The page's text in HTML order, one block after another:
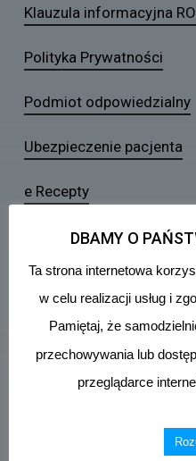
Klauzula informacyjna
Polityka Prywatności
Podmiot odpowiedzialny
Ubezpieczenie pacjenta
e Recepty
e Rejestracja
Ankieta Satysfakcji
Pliki do pobrania
Chałubińskiego 23, 80-
DBAMY O
Ta strona internetowa
w celu realizacji usług i
Pamiętaj, że
przechowywania lub
przeglądarce